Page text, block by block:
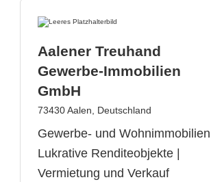
Aalener Treuhand
Gewerbe-Immobilien
GmbH
73430 Aalen, Deutschland
Gewerbe- und Wohnimmobilien |
Lukrative Renditeobjekte |
Vermietung und Verkauf